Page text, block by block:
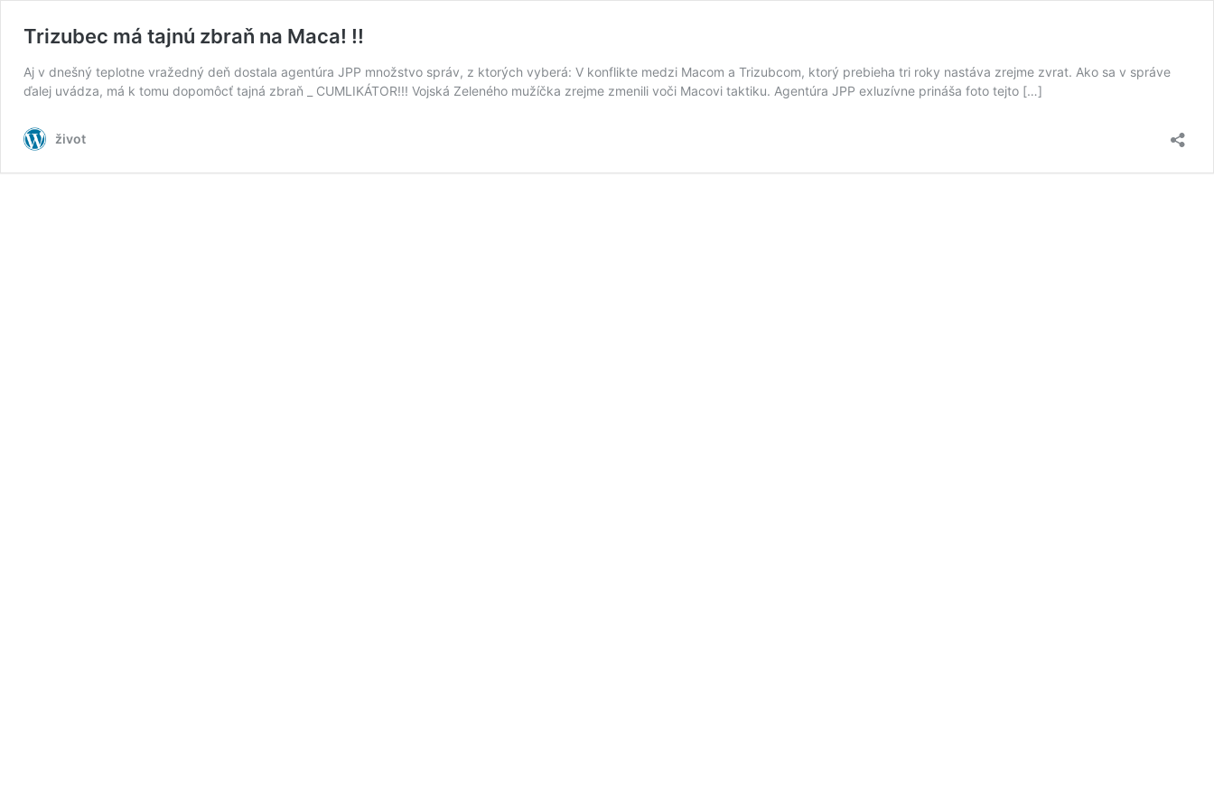
Trizubec má tajnú zbraň na Maca! !!
Aj v dnešný teplotne vražedný deň dostala agentúra JPP množstvo správ, z ktorých vyberá: V konflikte medzi Macom a Trizubcom, ktorý prebieha tri roky nastáva zrejme zvrat. Ako sa v správe
ďalej uvádza, má k tomu dopomôcť tajná zbraň _ CUMLIKÁTOR!!! Vojská Zeleného mužíčka zrejme zmenili voči Macovi taktiku. Agentúra JPP exluzívne prináša foto tejto […]
život